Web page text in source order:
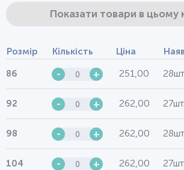
Показати товари в цьому
Розмір Кількість Ціна
86 - + 251,00 28шт.
92 - + 262,00 27шт.
98 - + 262,00 28шт.
104 - + 262,00 27шт.